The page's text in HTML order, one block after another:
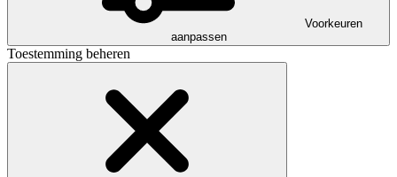
Voorkeuren
aanpassen
Toestemming beheren